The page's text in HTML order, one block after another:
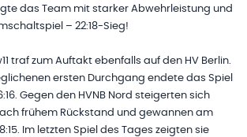
das Team mit starker Abwehrleistung und
– 22:18-Sieg!
traf zum Auftakt ebenfalls auf den HV Berlin.
ersten Durchgang endete das Spiel
Gegen den HVNB Nord steigerten sich
frühem Rückstand und gewannen am
Im letzten Spiel des Tages zeigten sie